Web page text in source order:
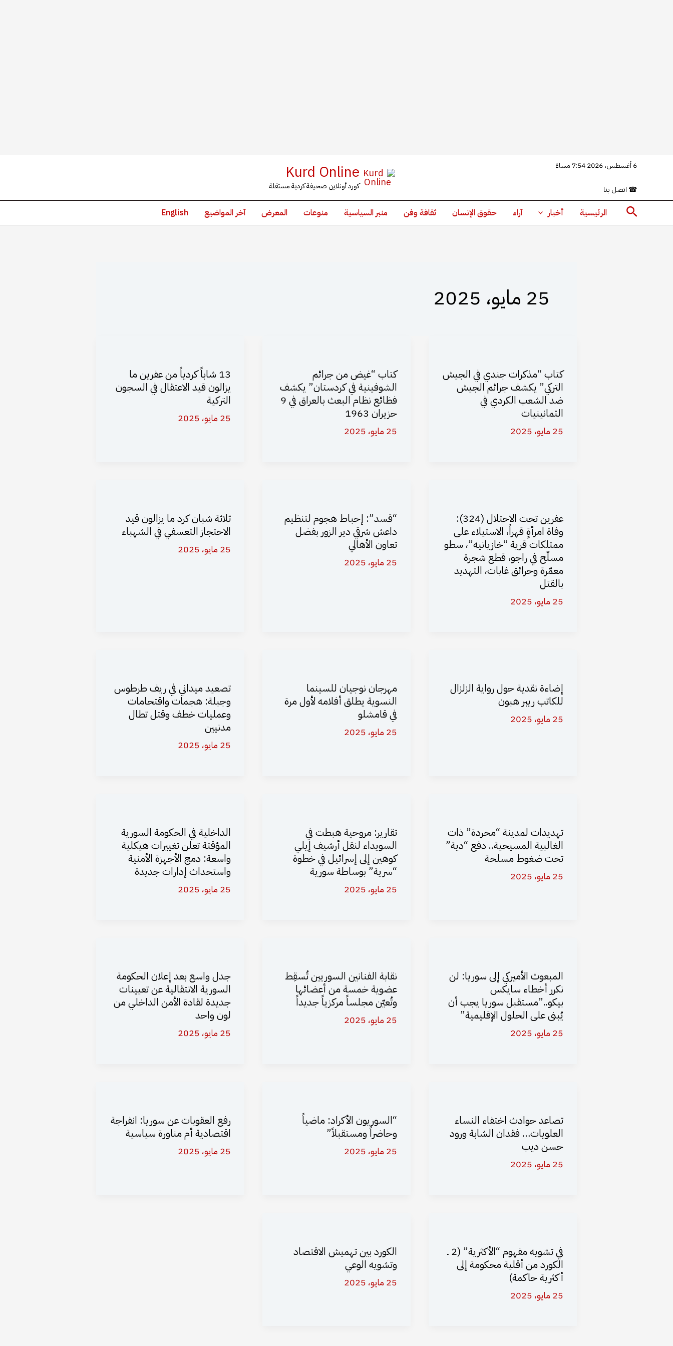
المحتوى
6 أغسطس، 2026 7:54 مساءً
☎ اتصل بنا
Kurd Online
كورد أونلاين صحيفة كردية مستقلة
البحث الرئيسية أخبار آراء حقوق الإنسان ثقافة وفن منبر السياسية منوعات المعرض آخر المواضيع English
25 مايو، 2025
كتاب “مذكرات جندي في الجيش
التركي” يكشف جرائم الجيش
ضد الشعب الكردي في
الثمانينيات
25 مايو، 2025
كتاب “غيض من جرائم
الشوفينية في كردستان” يكشف
فظائع نظام البعث بالعراق في 9
حزيران 1963
25 مايو، 2025
13 شاباً كردياً من عفرين ما
يزالون قيد الاعتقال في السجون
التركية
25 مايو، 2025
عفرين تحت الاحتلال (324):
وفاة امرأةٍ قهراً، الاستيلاء على
ممتلكات قرية “خازيانيه”، سطو
مسلّح في راجو، قطع شجرة
معمّرة وحرائق غابات، التهديد
بالقتل
25 مايو، 2025
“قسد”: إحباط هجوم لتنظيم
داعش شرقي دير الزور بفضل
تعاون الأهالي
25 مايو، 2025
ثلاثة شبان كرد ما يزالون قيد
الاحتجاز التعسفي في الشهباء
25 مايو، 2025
إضاءة نقدية حول رواية الزلزال
للكاتب ريبر هبون
25 مايو، 2025
مهرجان نوجيان للسينما
النسوية يطلق أفلامه لأول مرة
في قامشلو
25 مايو، 2025
تصعيد ميداني في ريف طرطوس
وجبلة: هجمات واقتحامات
وعمليات خطف وقتل تطال
مدنيين
25 مايو، 2025
تهديدات لمدينة “محردة” ذات
الغالبية المسيحية.. دفع “دية”
تحت ضغوط مسلحة
25 مايو، 2025
تقارير: مروحية هبطت في
السويداء لنقل أرشيف إيلي
كوهين إلى إسرائيل في خطوة
“سرية” بوساطة سورية
25 مايو، 2025
الداخلية في الحكومة السورية
المؤقتة تعلن تغييرات هيكلية
واسعة: دمج الأجهزة الأمنية
واستحداث إدارات جديدة
25 مايو، 2025
المبعوث الأميركي إلى سوريا: لن
نكرر أخطاء سايكس
بيكو..”مستقبل سوريا يجب أن
يُبنى على الحلول الإقليمية”
25 مايو، 2025
نقابة الفنانين السوريين تُسقِط
عضوية خمسة من أعضائها
وتُعيّن مجلساً مركزياً جديداً
25 مايو، 2025
جدل واسع بعد إعلان الحكومة
السورية الانتقالية عن تعيينات
جديدة لقادة الأمن الداخلي من
لون واحد
25 مايو، 2025
تصاعد حوادث اختفاء النساء
العلويات… فقدان الشابة ورود
حسن ديب
25 مايو، 2025
“السوريون الأكراد: ماضياً
وحاضراً ومستقبلاً”
25 مايو، 2025
رفع العقوبات عن سوريا: انفراجة
اقتصادية أم مناورة سياسية
25 مايو، 2025
في تشويه مفهوم “الأكثرية” (2 ـ
الكورد من أقلية محكومة إلى
أكثرية حاكمة)
25 مايو، 2025
الكورد بين تهميش الاقتصاد
وتشويه الوعي
25 مايو، 2025